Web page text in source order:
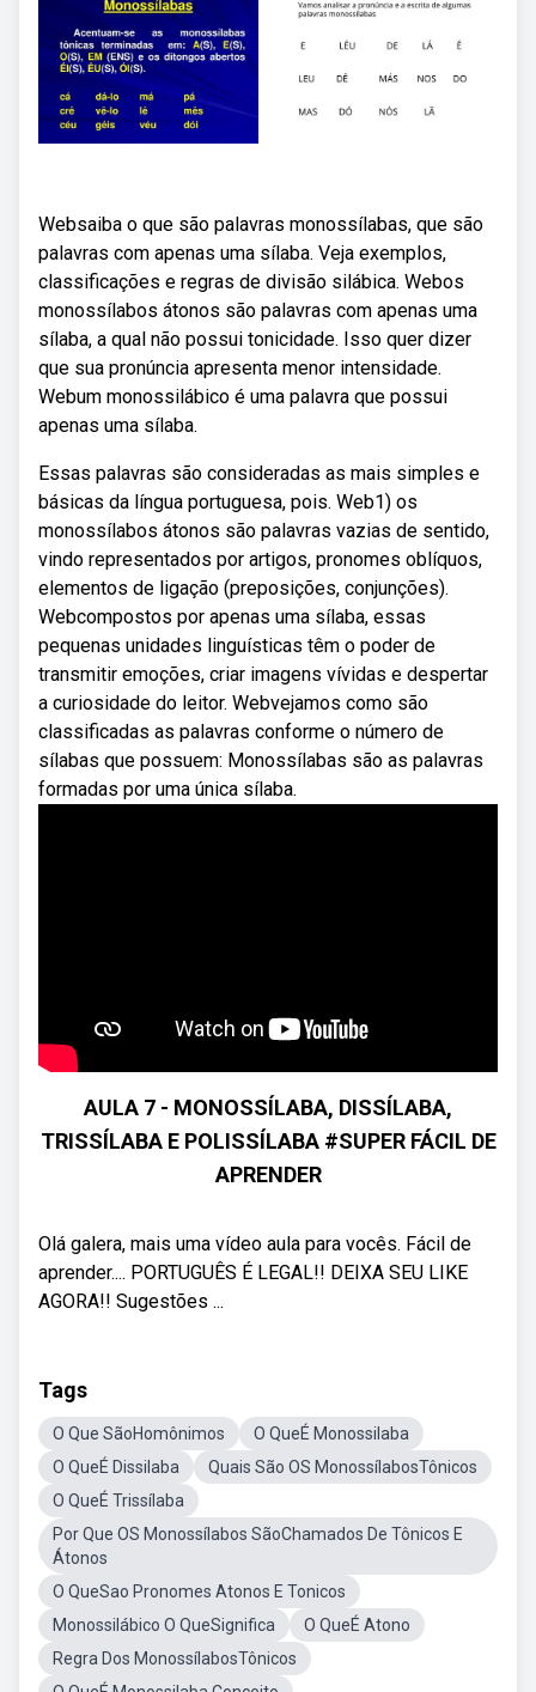
Websaiba o que são palavras monossílabas, que são
palavras com apenas uma sílaba. Veja exemplos,
classificações e regras de divisão silábica. Webos
monossílabos átonos são palavras com apenas uma
sílaba, a qual não possui tonicidade. Isso quer dizer
que sua pronúncia apresenta menor intensidade.
Webum monossilábico é uma palavra que possui
apenas uma sílaba.
Essas palavras são consideradas as mais simples e
básicas da língua portuguesa, pois. Web1) os
monossílabos átonos são palavras vazias de sentido,
vindo representados por artigos, pronomes oblíquos,
elementos de ligação (preposições, conjunções).
Webcompostos por apenas uma sílaba, essas
pequenas unidades linguísticas têm o poder de
transmitir emoções, criar imagens vívidas e despertar
a curiosidade do leitor. Webvejamos como são
classificadas as palavras conforme o número de
sílabas que possuem: Monossílabas são as palavras
formadas por uma única sílaba.
AULA 7 - MONOSSÍLABA, DISSÍLABA,
TRISSÍLABA E POLISSÍLABA #SUPER FÁCIL DE
APRENDER
Olá galera, mais uma vídeo aula para vocês. Fácil de
aprender.... PORTUGUÊS É LEGAL!! DEIXA SEU LIKE
AGORA!! Sugestões ...
Tags
O Que SãoHomônimos
O QueÉ Monossilaba
O QueÉ Dissilaba
Quais São OS MonossílabosTônicos
O QueÉ Trissílaba
Por Que OS Monossílabos SãoChamados De Tônicos E
Átonos
O QueSao Pronomes Atonos E Tonicos
Monossilábico O QueSignifica
O QueÉ Atono
Regra Dos MonossílabosTônicos